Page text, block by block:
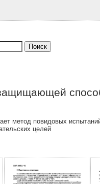
метод повидовых
целей